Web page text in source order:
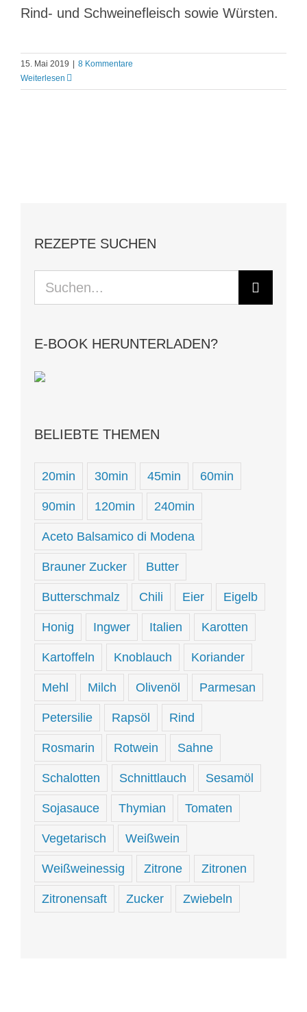
Rind- und Schweinefleisch sowie Würsten.
15. Mai 2019
8 Kommentare
Weiterlesen
REZEPTE SUCHEN
Suche
nach:
E-BOOK HERUNTERLADEN?
BELIEBTE THEMEN
20min 30min 45min 60min
90min 120min 240min
Aceto Balsamico di Modena
Brauner Zucker Butter
Butterschmalz Chili Eier Eigelb
Honig Ingwer Italien Karotten
Kartoffeln Knoblauch Koriander
Mehl Milch Olivenöl Parmesan
Petersilie Rapsöl Rind
Rosmarin Rotwein Sahne
Schalotten Schnittlauch Sesamöl
Sojasauce Thymian Tomaten
Vegetarisch Weißwein
Weißweinessig Zitrone Zitronen
Zitronensaft Zucker Zwiebeln